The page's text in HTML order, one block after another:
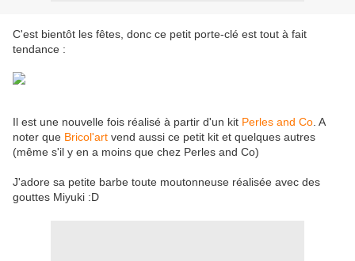
C'est bientôt les fêtes, donc ce petit porte-clé est tout à fait
tendance :
Il est une nouvelle fois réalisé à partir d'un kit Perles and Co . A
noter que Bricol'art vend aussi ce petit kit et quelques autres
(même s'il y en a moins que chez Perles and Co)
J'adore sa petite barbe toute moutonneuse réalisée avec des
gouttes Miyuki :D